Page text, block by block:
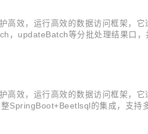
效，运行高效的数据访问框架，
等分批处理结果口，并
效，运行高效的数据访问框架，
SpringBoot+Beetlsql的集成，支